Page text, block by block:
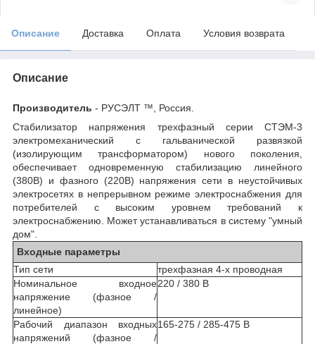
Описание Доставка Оплата Условия возврата
Описание
Производитель - РУСЭЛТ ™, Россия.
Стабилизатор напряжения трехфазный серии СТЭМ-3
электромеханический с гальванической развязкой
(изолирующим трансформатором) нового поколения,
обеспечивает одновременную стабилизацию линейного
(380В) и фазного (220В) напряжения сети в неустойчивых
электросетях в непрерывном режиме электроснабжения для
потребителей с высоким уровнем требований к
электроснабжению. Может устанавливаться в систему "умный
дом".
Входные параметры
Тип сети
трехфазная 4-х проводная
Номинальное входное
напряжение (фазное /
линейное)
220 / 380 В
Рабочий диапазон входных
напряжений (фазное /
165-275 / 285-475 В